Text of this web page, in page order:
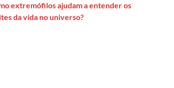
extremófilos ajudam a entender os
da vida no universo?